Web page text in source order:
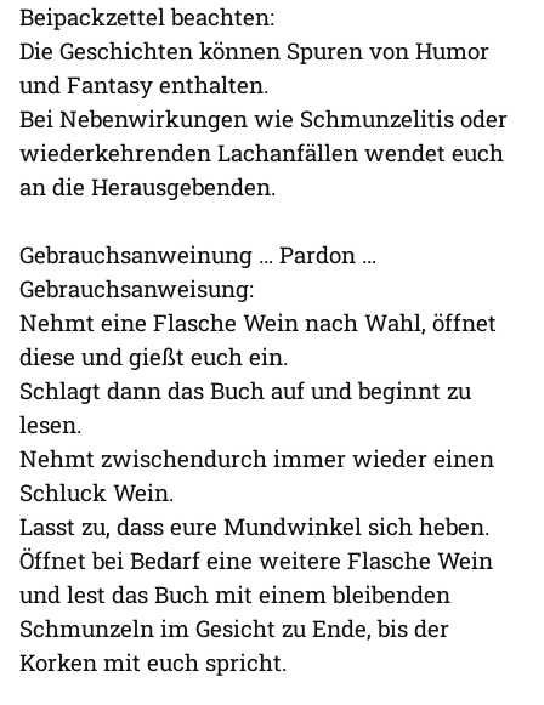
Beipackzettel beachten:
Die Geschichten können Spuren von Humor
und Fantasy enthalten.
Bei Nebenwirkungen wie Schmunzelitis oder
wiederkehrenden Lachanfällen wendet euch
an die Herausgebenden.
Gebrauchsanweinung … Pardon …
Gebrauchsanweisung:
Nehmt eine Flasche Wein nach Wahl, öffnet
diese und gießt euch ein.
Schlagt dann das Buch auf und beginnt zu
lesen.
Nehmt zwischendurch immer wieder einen
Schluck Wein.
Lasst zu, dass eure Mundwinkel sich heben.
Öffnet bei Bedarf eine weitere Flasche Wein
und lest das Buch mit einem bleibenden
Schmunzeln im Gesicht zu Ende, bis der
Korken mit euch spricht.